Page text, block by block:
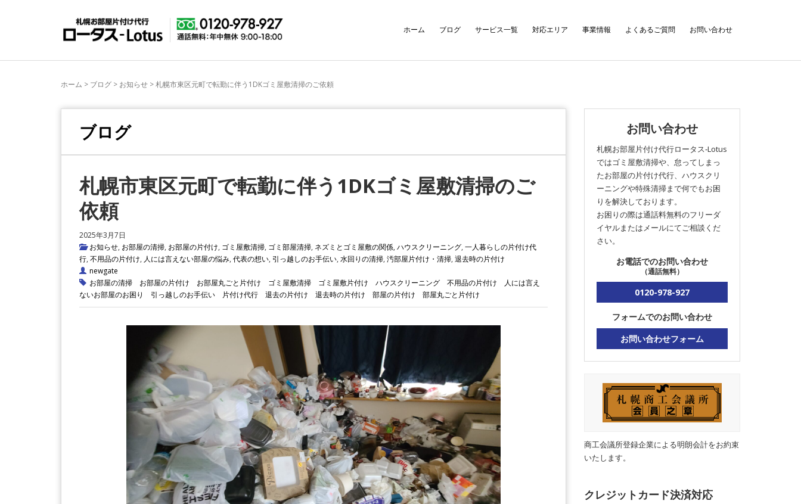
ホーム ブログ サービス一覧 対応エリア 事業情報 よくあるご質問 お問い合わせ
ホーム > ブログ > お知らせ >札幌市東区元町で転勤に伴う1DKゴミ屋敷清掃のご依頼
ブログ
札幌市東区元町で転勤に伴う1DKゴミ屋敷清掃のご
依頼
2025年3月7日
お知らせ, お部屋の清掃, お部屋の片付け, ゴミ屋敷清掃, ゴミ部屋清掃, ネズミとゴミ屋敷の関係, ハウスクリーニング, 一人暮らしの片付け代
行, 不用品の片付け, 人には言えない部屋の悩み, 代表の想い, 引っ越しのお手伝い, 水回りの清掃, 汚部屋片付け・清掃, 退去時の片付け
newgate
お部屋の清掃
お部屋の片付け お部屋丸ごと片付け ゴミ屋敷清掃 ゴミ屋敷片付け ハウスクリーニング 不用品の片付け
人には言え
ないお部屋のお困り
引っ越しのお手伝い 片付け代行 退去の片付け 退去時の片付け 部屋の片付け 部屋丸ごと片付け
お問い合わせ
札幌お部屋片付け代行ロータス‐Lotus
ではゴミ屋敷清掃や、怠ってしまっ
たお部屋の片付け代行、ハウスクリ
ーニングや特殊清掃まで何でもお困
りを解決しております。
お困りの際は通話料無料のフリーダ
イヤルまたはメールにてご相談くだ
さい。
お電話でのお問い合わせ
（通話無料）
0120-978-927
フォームでのお問い合わせ
お問い合わせフォーム
商工会議所登録企業による明朗会計をお約束
いたします。
クレジットカード決済対応